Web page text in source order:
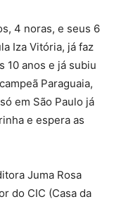
4 noras, e seus 6
Iza Vitória, já faz
10 anos e já subiu
Paraguaia,
em São Paulo já
e espera as
Juma Rosa
do CIC (Casa da